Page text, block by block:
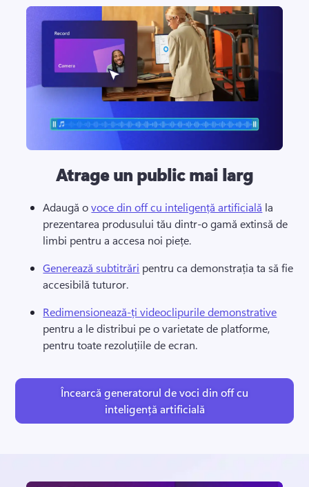
Atrage un public mai larg
Adaugă o voce din off cu inteligență artificială la
prezentarea produsului tău dintr-o gamă extinsă de
limbi pentru a accesa noi piețe.
Generează subtitrări pentru ca demonstrația ta să fie
accesibilă tuturor.
Redimensionează-ți videoclipurile demonstrative
pentru a le distribui pe o varietate de platforme,
pentru toate rezoluțiile de ecran.
Încearcă generatorul de voci din off cu
inteligență artificială